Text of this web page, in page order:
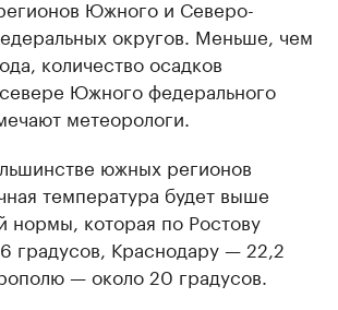
Южного и Северо-
округов. Меньше, чем
количество осадков
Южного федерального
метеорологи.
южных регионов
температура будет выше
нормы, которая по Ростову
градусов, Краснодару — 22,2
— около 20 градусов.